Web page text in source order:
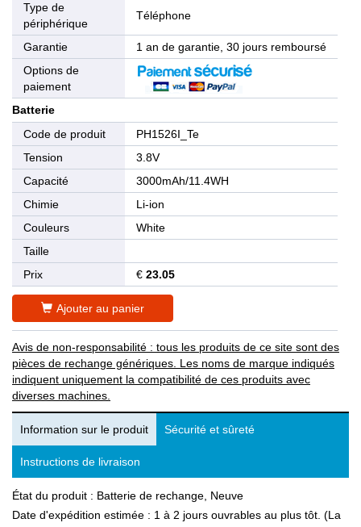
Type de
périphérique
Téléphone
Garantie
1 an de garantie, 30 jours remboursé
Options de
paiement
Batterie
Code de produit
PH1526I_Te
Tension
3.8V
Capacité
3000mAh/11.4WH
Chimie
Li-ion
Couleurs
White
Taille
Prix
€ 23.05
Ajouter au panier
Avis de non-responsabilité : tous les produits de ce site sont des
pièces de rechange génériques. Les noms de marque indiqués
indiquent uniquement la compatibilité de ces produits avec
diverses machines.
Information sur le produit Sécurité et sûreté
Instructions de livraison
État du produit : Batterie de rechange, Neuve
Date d'expédition estimée : 1 à 2 jours ouvrables au plus tôt. (La